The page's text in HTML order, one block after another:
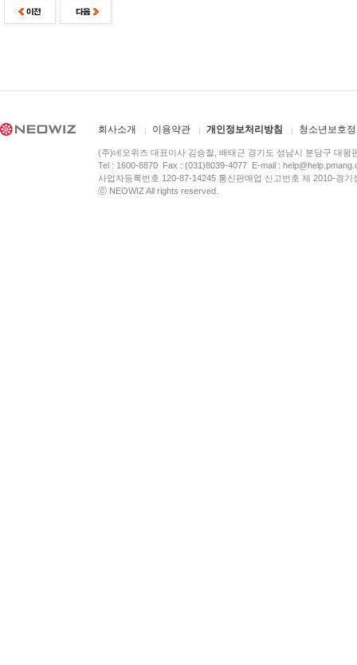
회사소개 이용약관 개인정보처리방침 청소년보호
(주)네오위즈 대표이사 김승철, 배태근 경기도 성남시 분당구 대왕
Tel : 1600-8870 Fax : (031)8039-4077 E-mail :
사업자등록번호 120-87-14245 통신판매업 신고번호 제 2010-경
ⓒ NEOWIZ All rights reserved.